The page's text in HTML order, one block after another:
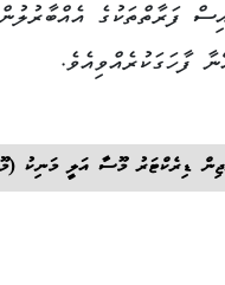
ފަރާތްތަކުގެ
ފާހަގަކުރެއްވިއެވެ.
ޑިރެކްޓަރު މޫސާ އަލީ މަނިކު